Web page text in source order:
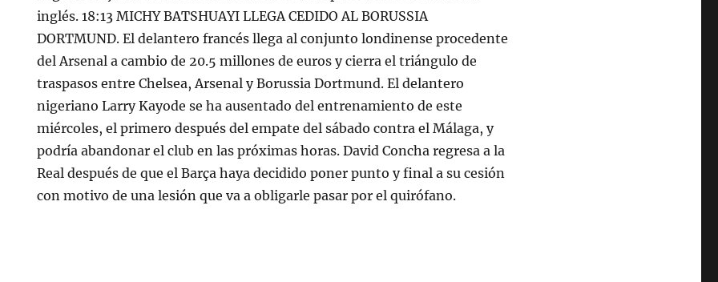
inglés. 18:13 MICHY BATSHUAYI LLEGA CEDIDO AL BORUSSIA
DORTMUND. El delantero francés llega al conjunto londinense procedente
del Arsenal a cambio de 20.5 millones de euros y cierra el triángulo de
traspasos entre Chelsea, Arsenal y Borussia Dortmund. El delantero
nigeriano Larry Kayode se ha ausentado del entrenamiento de este
miércoles, el primero después del empate del sábado contra el Málaga, y
podría abandonar el club en las próximas horas. David Concha regresa a la
Real después de que el Barça haya decidido poner punto y final a su cesión
con motivo de una lesión que va a obligarle pasar por el quirófano.